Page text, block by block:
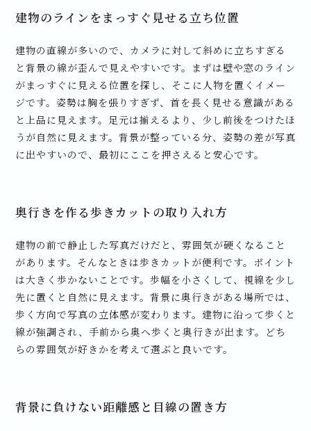
建物のラインをまっすぐ見せる立ち位置
建物の直線が多いので、カメラに対して斜めに立ちすぎる
と背景の線が歪んで見えやすいです。まずは壁や窓のライン
がまっすぐに見える位置を探し、そこに人物を置くイメー
ジです。姿勢は胸を張りすぎず、首を長く見せる意識がある
と上品に見えます。足元は揃えるより、少し前後をつけたほ
うが自然に見えます。背景が整っている分、姿勢の差が写真
に出やすいので、最初にここを押さえると安心です。
奥行きを作る歩きカットの取り入れ方
建物の前で静止した写真だけだと、雰囲気が硬くなること
があります。そんなときは歩きカットが便利です。ポイント
は大きく歩かないことです。歩幅を小さくして、視線を少し
先に置くと自然に見えます。背景に奥行きがある場所では、
歩く方向で写真の立体感が変わります。建物に沿って歩くと
線が強調され、手前から奥へ歩くと奥行きが出ます。どち
らの雰囲気が好きかを考えて選ぶと良いです。
背景に負けない距離感と目線の置き方